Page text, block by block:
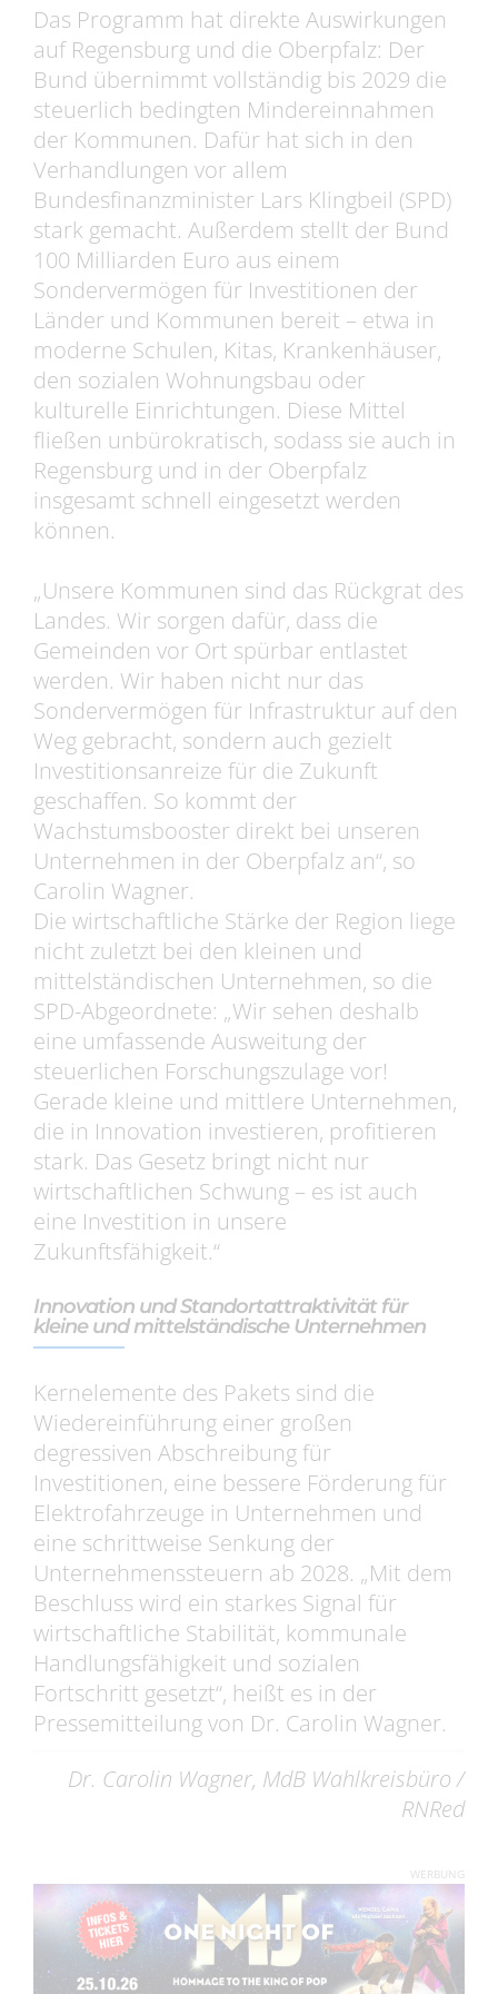
Das Programm hat direkte Auswirkungen
auf Regensburg und die Oberpfalz: Der
Bund übernimmt vollständig bis 2029 die
steuerlich bedingten Mindereinnahmen
der Kommunen. Dafür hat sich in den
Verhandlungen vor allem
Bundesfinanzminister Lars Klingbeil (SPD)
stark gemacht. Außerdem stellt der Bund
100 Milliarden Euro aus einem
Sondervermögen für Investitionen der
Länder und Kommunen bereit – etwa in
moderne Schulen, Kitas, Krankenhäuser,
den sozialen Wohnungsbau oder
kulturelle Einrichtungen. Diese Mittel
fließen unbürokratisch, sodass sie auch in
Regensburg und in der Oberpfalz
insgesamt schnell eingesetzt werden
können.
„Unsere Kommunen sind das Rückgrat des
Landes. Wir sorgen dafür, dass die
Gemeinden vor Ort spürbar entlastet
werden. Wir haben nicht nur das
Sondervermögen für Infrastruktur auf den
Weg gebracht, sondern auch gezielt
Investitionsanreize für die Zukunft
geschaffen. So kommt der
Wachstumsbooster direkt bei unseren
Unternehmen in der Oberpfalz an“, so
Carolin Wagner.
Die wirtschaftliche Stärke der Region liege
nicht zuletzt bei den kleinen und
mittelständischen Unternehmen, so die
SPD-Abgeordnete: „Wir sehen deshalb
eine umfassende Ausweitung der
steuerlichen Forschungszulage vor!
Gerade kleine und mittlere Unternehmen,
die in Innovation investieren, profitieren
stark. Das Gesetz bringt nicht nur
wirtschaftlichen Schwung – es ist auch
eine Investition in unsere
Zukunftsfähigkeit.“
Innovation und Standortattraktivität für
kleine und mittelständische Unternehmen
Kernelemente des Pakets sind die
Wiedereinführung einer großen
degressiven Abschreibung für
Investitionen, eine bessere Förderung für
Elektrofahrzeuge in Unternehmen und
eine schrittweise Senkung der
Unternehmenssteuern ab 2028. „Mit dem
Beschluss wird ein starkes Signal für
wirtschaftliche Stabilität, kommunale
Handlungsfähigkeit und sozialen
Fortschritt gesetzt“, heißt es in der
Pressemitteilung von Dr. Carolin Wagner.
Dr. Carolin Wagner, MdB Wahlkreisbüro /
RNRed
WERBUNG